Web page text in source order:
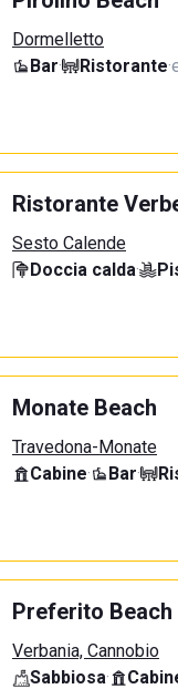
Dormelletto
Bar· Ristorante·
Ristorante
Sesto Calende
Doccia calda·
Monate Beach
Travedona-Monate
Cabine· Bar·
Preferito Beach
Verbania, Cannobio
Sabbiosa·